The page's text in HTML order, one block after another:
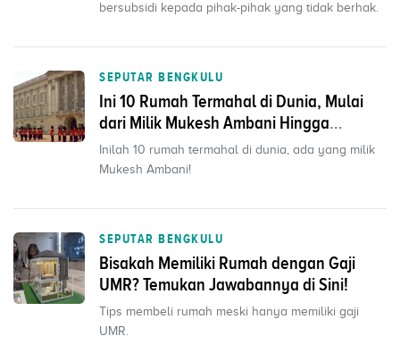
bersubsidi kepada pihak-pihak yang tidak berhak.
SEPUTAR BENGKULU
Ini 10 Rumah Termahal di Dunia, Mulai
dari Milik Mukesh Ambani Hingga
Selebriti
Inilah 10 rumah termahal di dunia, ada yang milik
Mukesh Ambani!
SEPUTAR BENGKULU
Bisakah Memiliki Rumah dengan Gaji
UMR? Temukan Jawabannya di Sini!
Tips membeli rumah meski hanya memiliki gaji
UMR.